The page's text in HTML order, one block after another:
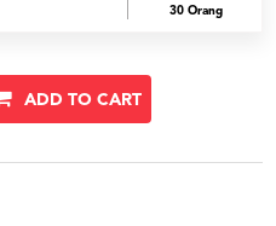
30 Orang
ADD TO CART